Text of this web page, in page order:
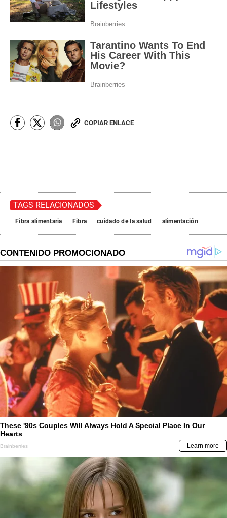
COPIAR ENLACE
TAGS RELACIONADOS
Fibra alimentaria Fibra cuidado de la salud alimentación